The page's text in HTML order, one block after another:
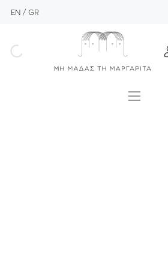
EN GR